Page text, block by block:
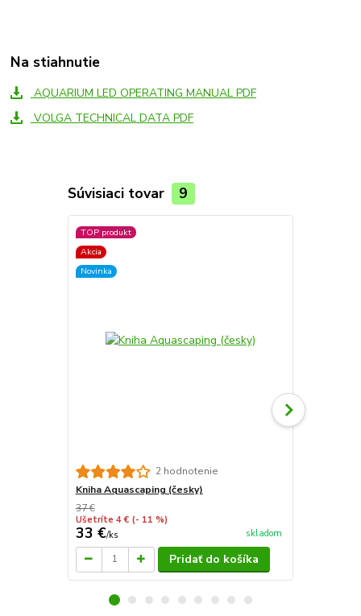
Na stiahnutie
AQUARIUM LED OPERATING MANUAL PDF
VOLGA TECHNICAL DATA PDF
Súvisiaci tovar 9
TOP produkt
Akcia
Novinka
2 hodnotenie
Kniha Aquascaping (česky)
37 €
Ušetríte 4 € (- 11 %)
33 €/ks skladom
Pridať do košíka